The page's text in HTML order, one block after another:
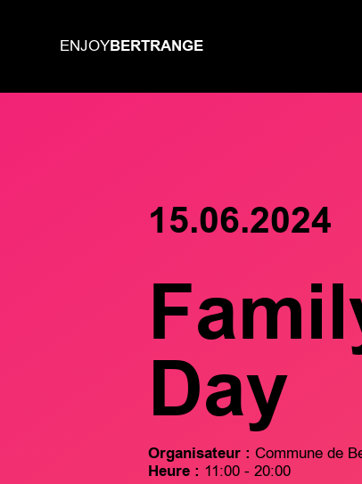
ENJOYBERTRANGE
15.06.2024
Day
Organisateur : Commune de
Heure : 11:00 - 20:00